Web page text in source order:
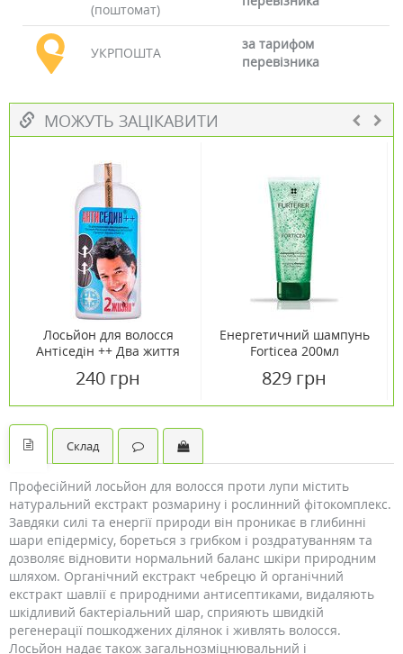
(поштомат)
УКРПОШТА
за тарифом
перевізника
МОЖУТЬ ЗАЦІКАВИТИ
Лосьйон для волосся
Антіседін ++ Два життя
240 грн
Енергетичний шампунь
Forticea 200мл
829 грн
Склад
Професійний лосьйон для волосся проти лупи містить
натуральний екстракт розмарину і рослинний фітокомплекс.
Завдяки силі та енергії природи він проникає в глибинні
шари епідермісу, бореться з грибком і роздратуванням та
дозволяє відновити нормальний баланс шкіри природним
шляхом. Органічний екстракт чебрецю й органічний
екстракт шавлії є природними антисептиками, видаляють
шкідливий бактеріальний шар, сприяють швидкій
регенерації пошкоджених ділянок і живлять волосся.
Лосьйон надає також загальнозміцнювальний і